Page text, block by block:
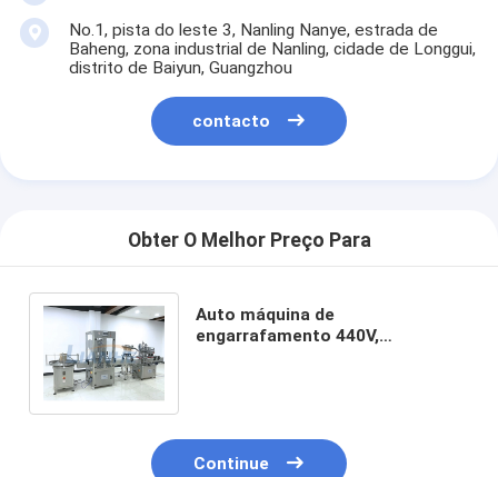
No.1, pista do leste 3, Nanling Nanye, estrada de
Baheng, zona industrial de Nanling, cidade de Longgui,
distrito de Baiyun, Guangzhou
contacto
Obter O Melhor Preço Para
Auto máquina de
engarrafamento 440V,
Continue